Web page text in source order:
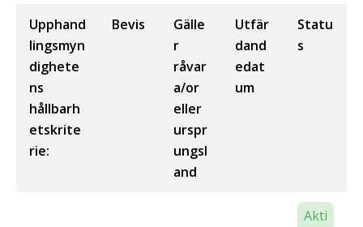
Upphand
lingsmyn
dighete
ns
hållbarh
etskrite
rie:
Bevis
Gälle
r
råvar
a/or
eller
urspr
ungsl
and
Utfär
dand
edat
um
Statu
s
Akti